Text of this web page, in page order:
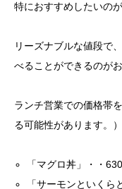
特におすすめしたいの
リーズナブルな値段で
べることができるのが
ランチ営業での価格帯
る可能性があります。）
「マグロ丼」・・
「サーモンといくら